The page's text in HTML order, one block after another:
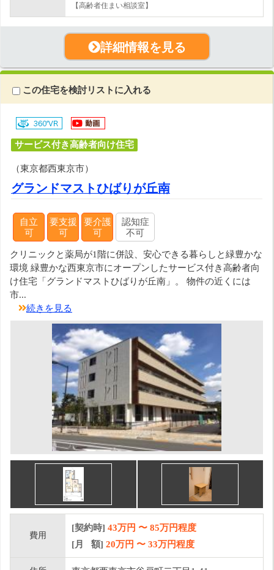
【高齢者住まい相談室】
詳細情報を見る
この住宅を検討リストに入れる
サービス付き高齢者向け住宅
（東京都西東京市）
グランドマストひばりが丘南
自立
可
要支援
可
要介護
可
認知症
不可
クリニックと薬局が1階に併設、安心できる暮らしと緑豊かな
環境 緑豊かな西東京市にオープンしたサービス付き高齢者向
け住宅「グランドマストひばりが丘南」。 物件の近くには
市...
続きを見る
費用
[契約時] 43万円 〜 85万円程度
[月 額] 20万円 〜 33万円程度